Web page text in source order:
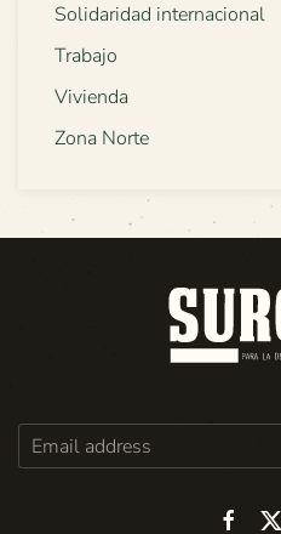
Solidaridad internacional
Trabajo
Vivienda
Zona Norte